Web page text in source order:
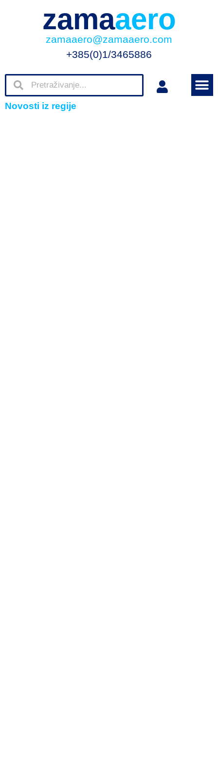
zamaaero
zamaaero@zamaaero.com
+385(0)1/3465886
Novosti iz regije